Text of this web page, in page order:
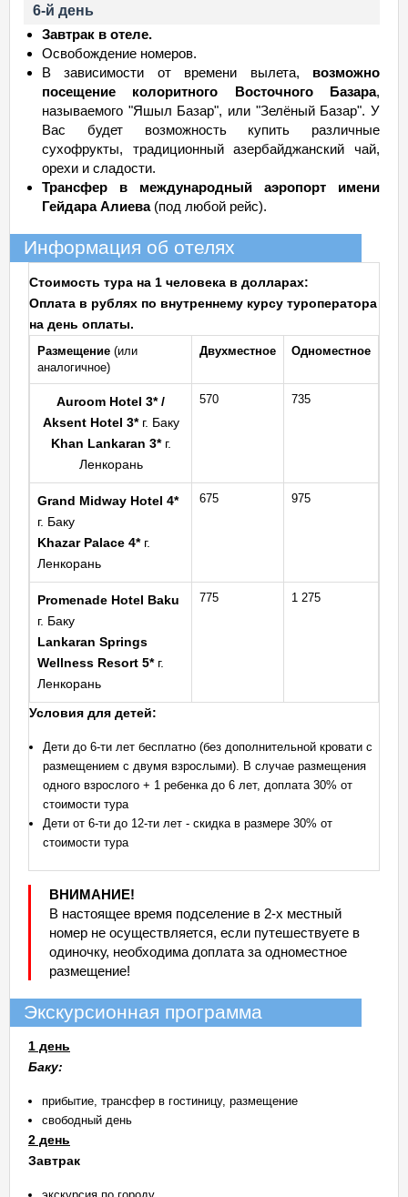
6-й день
Завтрак в отеле.
Освобождение номеров.
В зависимости от времени вылета, возможно
посещение колоритного Восточного Базара,
называемого "Яшыл Базар", или "Зелёный Базар". У
Вас будет возможность купить различные
сухофрукты, традиционный азербайджанский чай,
орехи и сладости.
Трансфер в международный аэропорт имени
Гейдара Алиева(под любой рейс).
Информация об отелях
Стоимость тура на 1 человека в долларах:
Оплата в рублях по внутреннему курсу туроператора
на день оплаты.
Размещение (или
аналогичное)
Двухместное Одноместное
Auroom Hotel 3* /
Aksent Hotel 3*г. Баку
Khan Lankaran 3*г.
Ленкорань
570 735
Grand Midway Hotel 4*
г. Баку
Khazar Palace 4*г.
Ленкорань
675 975
Promenade Hotel Baku
г. Баку
Lankaran Springs
Wellness Resort 5*г.
Ленкорань
775 1 275
Условия для детей:
Дети до 6-ти лет бесплатно (без дополнительной кровати с
размещением с двумя взрослыми). В случае размещения
одного взрослого + 1 ребенка до 6 лет, доплата 30% от
стоимости тура
Дети от 6-ти до 12-ти лет - скидка в размере 30% от
стоимости тура
ВНИМАНИЕ!
В настоящее время подселение в 2-х местный
номер не осуществляется, если путешествуете в
одиночку, необходима доплата за одноместное
размещение!
Экскурсионная программа
1 день
Баку:
прибытие, трансфер в гостиницу, размещение
свободный день
2 день
Завтрак